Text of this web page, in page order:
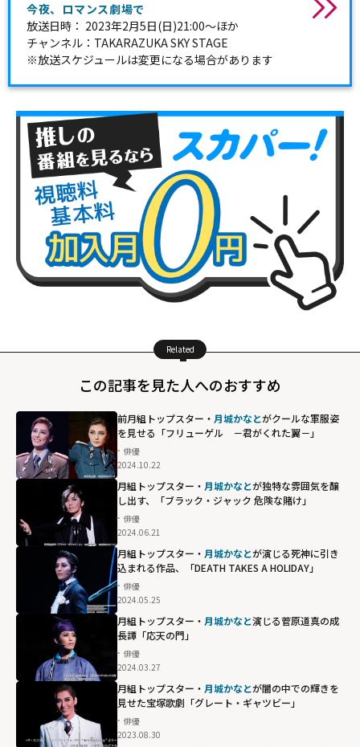
今夜、ロマンス劇場で
放送日時： 2023年2月5日(日)21:00～ほか
チャンネル：TAKARAZUKA SKY STAGE
※放送スケジュールは変更になる場合があります
Related
この記事を見た人へのおすすめ
前月組トップスター・ 月城かなとがクールな軍服姿
を見せる「フリューゲル －君がくれた翼－」
俳優
2024.10.22
月組トップスター・ 月城かなとが独特な雰囲気を醸
し出す、「ブラック・ジャック 危険な賭け」
俳優
2024.06.21
月組トップスター・ 月城かなとが演じる死神に引き
込まれる作品、「DEATH TAKES A HOLIDAY」
俳優
2024.05.25
月組トップスター・ 月城かなと演じる菅原道真の成
長譚「応天の門」
俳優
2024.03.27
月組トップスター・ 月城かなとが闇の中での輝きを
見せた宝塚歌劇「グレート・ギャツビー」
俳優
2023.08.30